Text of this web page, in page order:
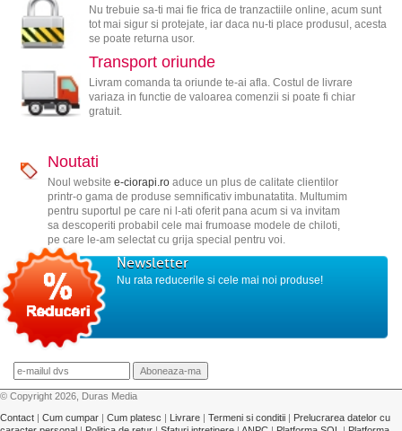
Nu trebuie sa-ti mai fie frica de tranzactiile online, acum sunt
tot mai sigur si protejate, iar daca nu-ti place produsul, acesta
se poate returna usor.
Transport oriunde
Livram comanda ta oriunde te-ai afla. Costul de livrare
variaza in functie de valoarea comenzii si poate fi chiar
gratuit.
Noutati
Noul website e-ciorapi.roaduce un plus de calitate clientilor
printr-o gama de produse semnificativ imbunatatita. Multumim
pentru suportul pe care ni l-ati oferit pana acum si va invitam
sa descoperiti probabil cele mai frumoase modele de chiloti,
pe care le-am selectat cu grija special pentru voi.
Newsletter
Nu rata reducerile si cele mai noi produse!
© Copyright 2026, Duras Media
Contact
Cum cumpar Cum platesc Livrare Termeni si conditii
Prelucrarea datelor cu